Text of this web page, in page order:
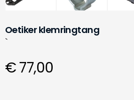
Oetiker klemringtang
`
€ 77,00